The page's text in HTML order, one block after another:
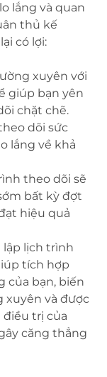
lắng và quan
thủ kế
có lợi:
xuyên với
giúp bạn yên
chặt chẽ.
dõi sức
lắng về khả
theo dõi sẽ
bất kỳ đợt
hiệu quả
lịch trình
tích hợp
của bạn, biến
và được
trị của
căng thẳng